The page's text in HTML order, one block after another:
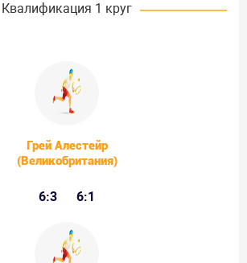
Квалификация 1 круг
Грей Алестейр
(Великобритания)
6:3 6:1